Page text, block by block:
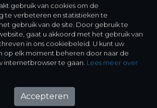
gebruik van cookies om de
te verbeteren en statistieken te
gebruik van de site. Door gebruik te
gaat u akkoord met het gebruik van
in ons cookiebeleid. U kunt uw
op elk moment beheren door naar de
internetbrowser te gaan. Lees meer over
Accepteren